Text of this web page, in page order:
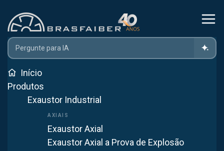
Início
Produtos
Exaustor Industrial
Exaustor Axial
Exaustor Axial a Prova de Explosão
Brasfaiber
FABRICAÇÃO PRÓPRIA